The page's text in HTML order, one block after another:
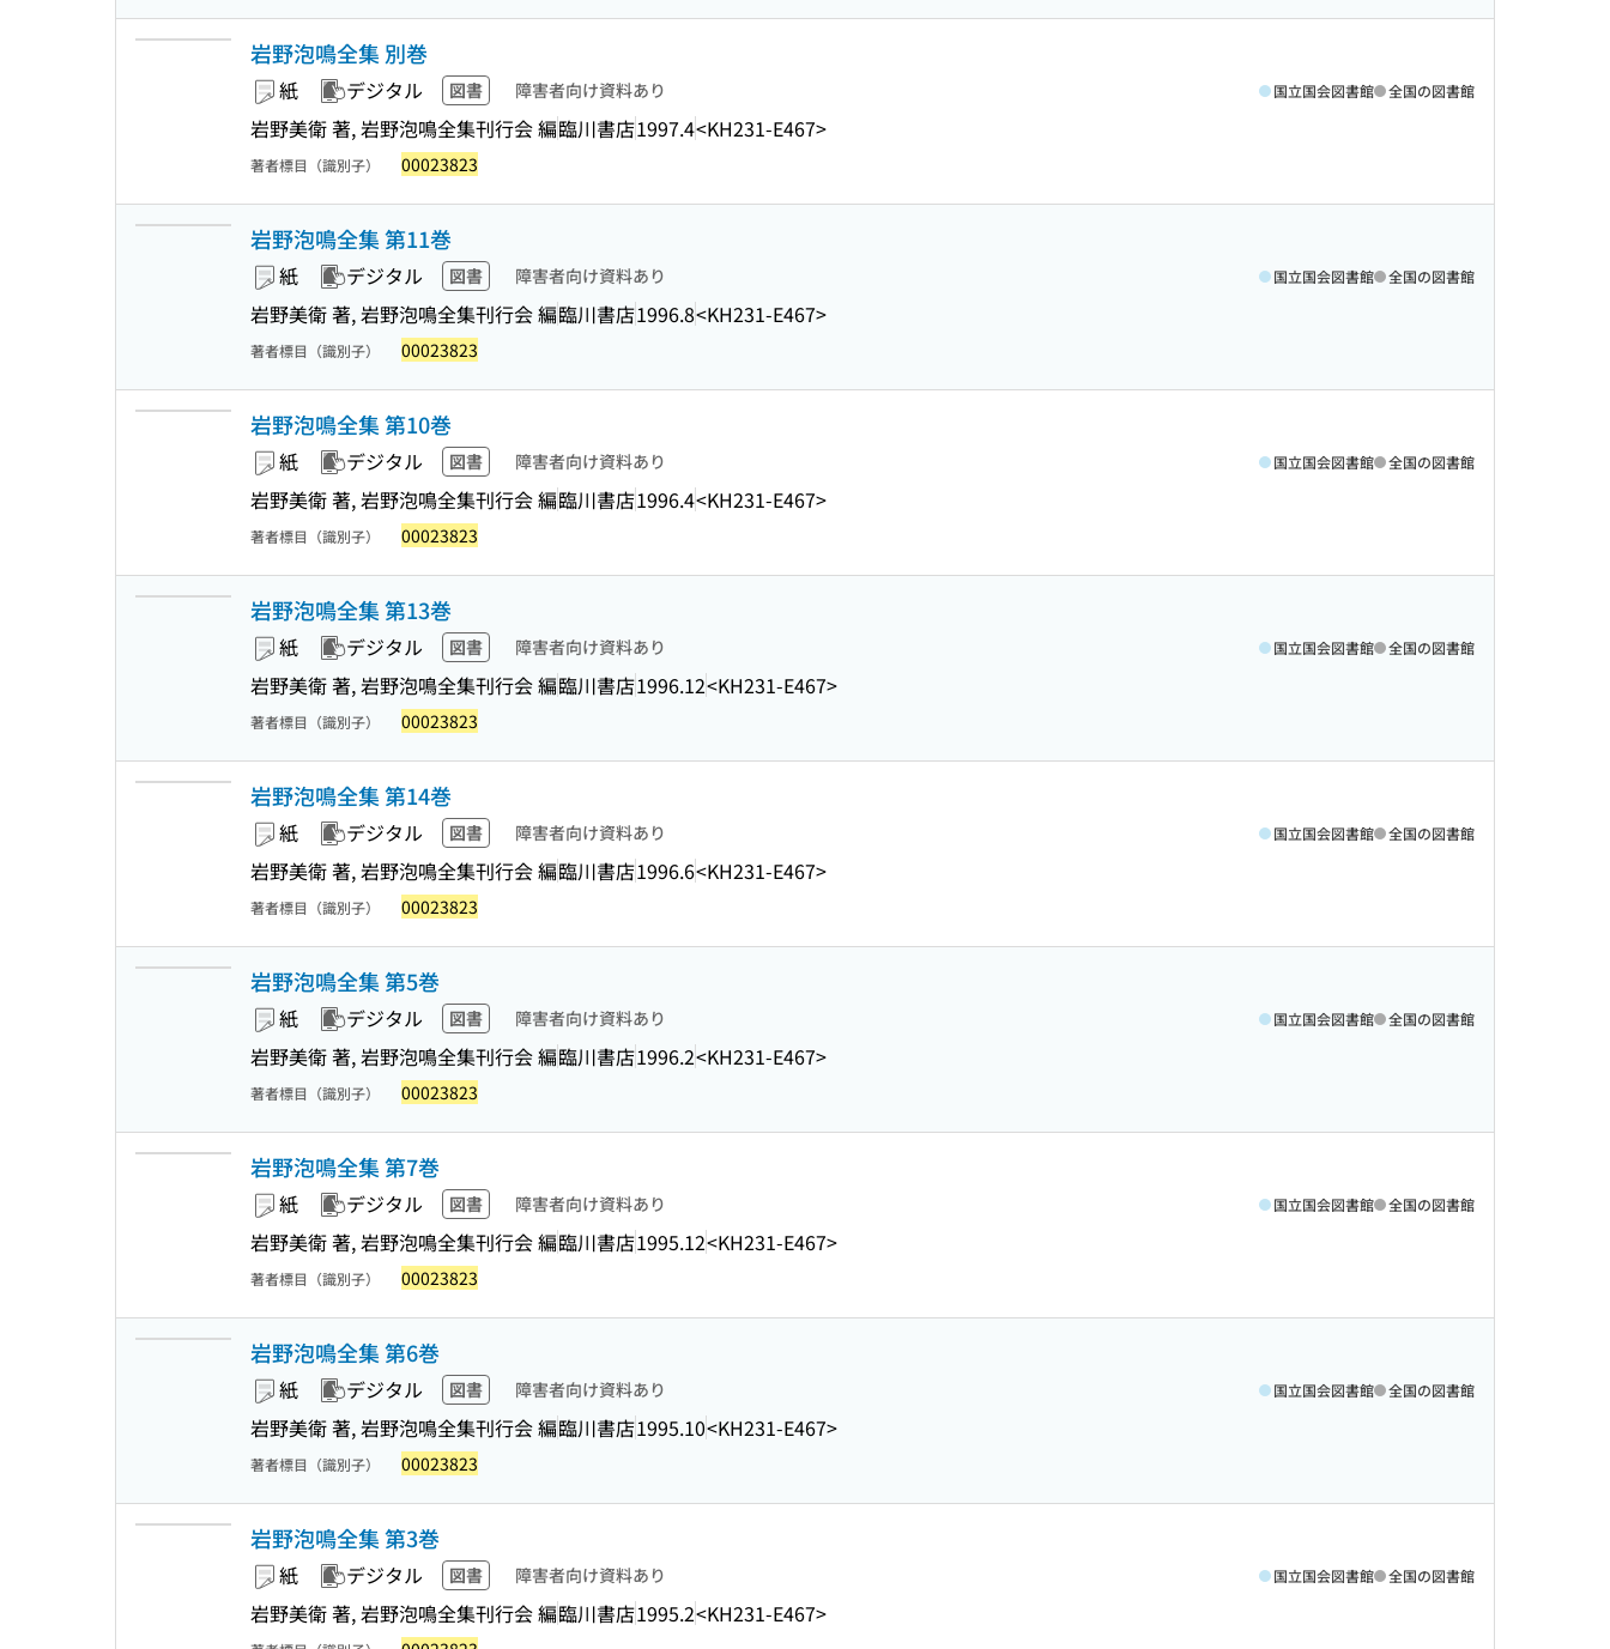
岩野泡鳴全集 別巻
紙 デジタル 図書 障害者向け資料あり
岩野美衛 著, 岩野泡鳴全集刊行会 編臨川書店1997.4<KH231-E467>
国立国会図書館 全国の図書館
著者標目（識別子） 00023823
岩野泡鳴全集 第11巻
紙 デジタル 図書 障害者向け資料あり
岩野美衛 著, 岩野泡鳴全集刊行会 編臨川書店1996.8<KH231-E467>
国立国会図書館 全国の図書館
著者標目（識別子） 00023823
岩野泡鳴全集 第10巻
紙 デジタル 図書 障害者向け資料あり
岩野美衛 著, 岩野泡鳴全集刊行会 編臨川書店1996.4<KH231-E467>
国立国会図書館 全国の図書館
著者標目（識別子） 00023823
岩野泡鳴全集 第13巻
紙 デジタル 図書 障害者向け資料あり
岩野美衛 著, 岩野泡鳴全集刊行会 編臨川書店1996.12<KH231-E467>
国立国会図書館 全国の図書館
著者標目（識別子） 00023823
岩野泡鳴全集 第14巻
紙 デジタル 図書 障害者向け資料あり
岩野美衛 著, 岩野泡鳴全集刊行会 編臨川書店1996.6<KH231-E467>
国立国会図書館 全国の図書館
著者標目（識別子） 00023823
岩野泡鳴全集 第5巻
紙 デジタル 図書 障害者向け資料あり
岩野美衛 著, 岩野泡鳴全集刊行会 編臨川書店1996.2<KH231-E467>
国立国会図書館 全国の図書館
著者標目（識別子） 00023823
岩野泡鳴全集 第7巻
紙 デジタル 図書 障害者向け資料あり
岩野美衛 著, 岩野泡鳴全集刊行会 編臨川書店1995.12<KH231-E467>
国立国会図書館 全国の図書館
著者標目（識別子） 00023823
岩野泡鳴全集 第6巻
紙 デジタル 図書 障害者向け資料あり
岩野美衛 著, 岩野泡鳴全集刊行会 編臨川書店1995.10<KH231-E467>
国立国会図書館 全国の図書館
著者標目（識別子） 00023823
岩野泡鳴全集 第3巻
紙 デジタル 図書 障害者向け資料あり
岩野美衛 著, 岩野泡鳴全集刊行会 編臨川書店1995.2<KH231-E467>
国立国会図書館 全国の図書館